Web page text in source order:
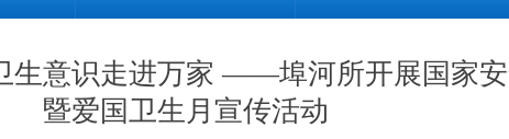
生意识走进万家 ——埠河所开展国家安
暨爱国卫生月宣传活动